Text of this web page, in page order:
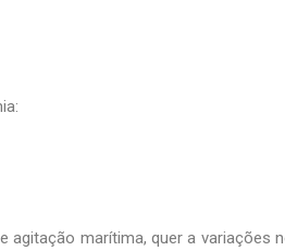
agitação marítima, quer a variações